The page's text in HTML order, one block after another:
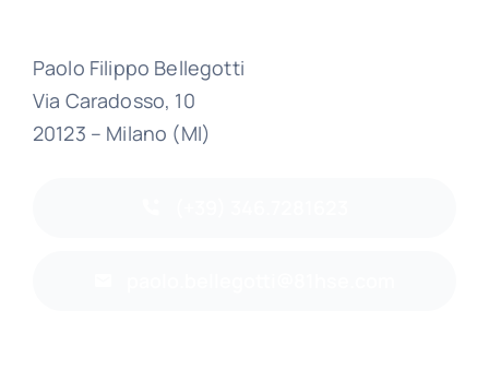
Paolo Filippo Bellegotti
Via Caradosso, 10
20123 – Milano (MI)